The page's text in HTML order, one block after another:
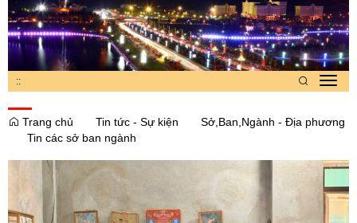
::
Trang chủ
Tin tức - Sự kiện
Sở,Ban,Ngành - Địa phương
Tin các sở ban ngành